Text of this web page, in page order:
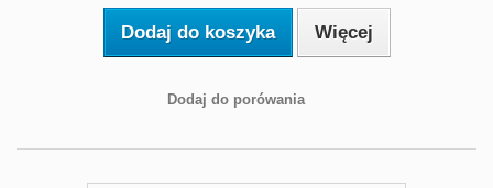
Dodaj do koszyka Więcej
Dodaj do porówania